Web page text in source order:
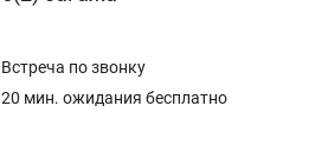
Встреча по звонку
20 мин. ожидания бесплатно